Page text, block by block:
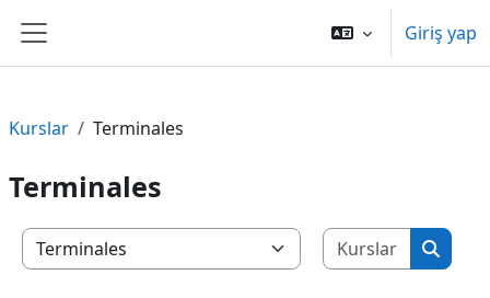
Yan panel
Giriş yap
Kurslar Terminales
Terminales
Kurs Kategorileri
Kursları